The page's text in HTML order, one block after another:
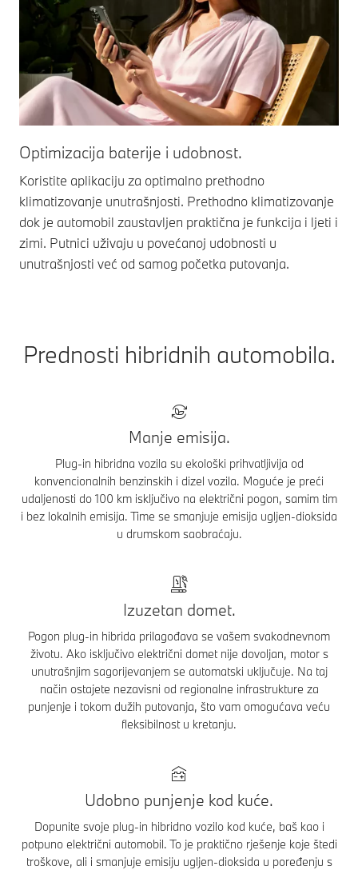
Optimizacija baterije i udobnost.
Koristite aplikaciju za optimalno prethodno
klimatizovanje unutrašnjosti. Prethodno klimatizovanje
dok je automobil zaustavljen praktična je funkcija i ljeti i
zimi. Putnici uživaju u povećanoj udobnosti u
unutrašnjosti već od samog početka putovanja.
Prednosti hibridnih automobila.
Manje emisija.
Plug-in hibridna vozila su ekološki prihvatljivija od
konvencionalnih benzinskih i dizel vozila. Moguće je preći
udaljenosti do 100 km isključivo na električni pogon, samim tim
i bez lokalnih emisija. Time se smanjuje emisija ugljen-dioksida
u drumskom saobraćaju.
Izuzetan domet.
Pogon plug-in hibrida prilagođava se vašem svakodnevnom
životu. Ako isključivo električni domet nije dovoljan, motor s
unutrašnjim sagorijevanjem se automatski uključuje. Na taj
način ostajete nezavisni od regionalne infrastrukture za
punjenje i tokom dužih putovanja, što vam omogućava veću
fleksibilnost u kretanju.
Udobno punjenje kod kuće.
Dopunite svoje plug-in hibridno vozilo kod kuće, baš kao i
potpuno električni automobil. To je praktično rješenje koje štedi
troškove, ali i smanjuje emisiju ugljen-dioksida u poređenju s